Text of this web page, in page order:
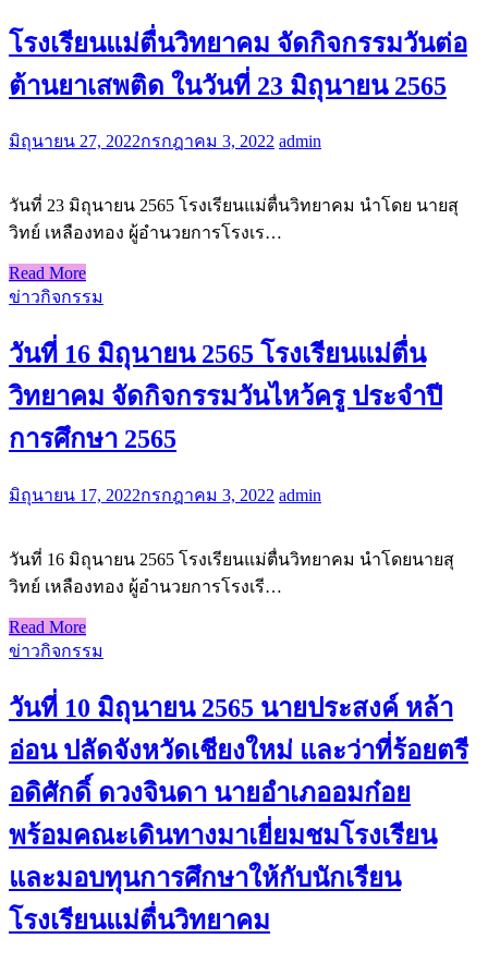
โรงเรียนแม่ตื่นวิทยาคม จัดกิจกรรมวันต่อ
ต้านยาเสพติด ในวันที่ 23 มิถุนายน 2565
มิถุนายน 27, 2022กรกฎาคม 3, 2022 admin
วันที่ 23 มิถุนายน 2565 โรงเรียนแม่ตื่นวิทยาคม นำโดย นายสุ
วิทย์ เหลืองทอง ผู้อำนวยการโรงเร…
Read More
ข่าวกิจกรรม
วันที่ 16 มิถุนายน 2565 โรงเรียนแม่ตื่น
วิทยาคม จัดกิจกรรมวันไหว้ครู ประจำปี
การศึกษา 2565
มิถุนายน 17, 2022กรกฎาคม 3, 2022 admin
วันที่ 16 มิถุนายน 2565 โรงเรียนแม่ตื่นวิทยาคม นำโดยนายสุ
วิทย์ เหลืองทอง ผู้อำนวยการโรงเรี…
Read More
ข่าวกิจกรรม
วันที่ 10 มิถุนายน 2565 นายประสงค์ หล้า
อ่อน ปลัดจังหวัดเชียงใหม่ และว่าที่ร้อยตรี
อดิศักดิ์ ดวงจินดา นายอำเภออมก๋อย
พร้อมคณะเดินทางมาเยี่ยมชมโรงเรียน
และมอบทุนการศึกษาให้กับนักเรียน
โรงเรียนแม่ตื่นวิทยาคม